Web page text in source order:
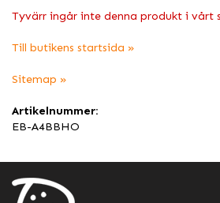
Tyvärr ingår inte denna produkt i
Till butikens startsida »
Sitemap »
Artikelnummer:
EB-A4BBHO